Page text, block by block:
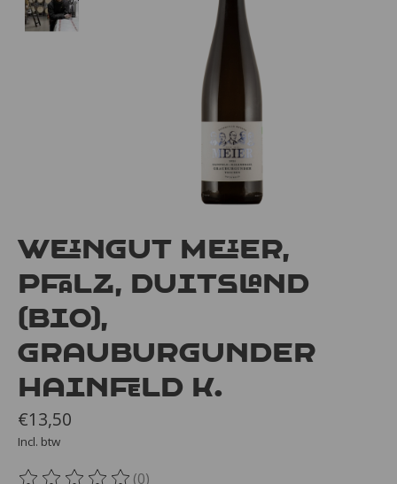
Weingut Meier,
Pfalz, Duitsland
(bio),
Grauburgunder
Hainfeld K.
€13,50
Incl. btw
(0)